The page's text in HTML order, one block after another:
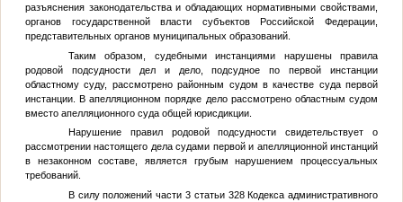
разъяснения законодательства и обладающих нормативными свойствами,
органов государственной власти субъектов Российской Федерации,
представительных органов муниципальных образований.
Таким образом, судебными инстанциями нарушены правила
родовой подсудности дел и дело, подсудное по первой инстанции
областному суду, рассмотрено районным судом в качестве суда первой
инстанции. В апелляционном порядке дело рассмотрено областным судом
вместо апелляционного суда общей юрисдикции.
Нарушение правил родовой подсудности свидетельствует о
рассмотрении настоящего дела судами первой и апелляционной инстанций
в незаконном составе, является грубым нарушением процессуальных
требований.
В силу положений части 3 статьи 328 Кодекса административного